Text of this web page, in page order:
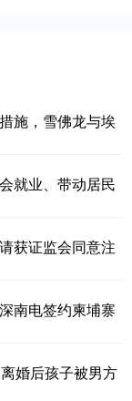
施，雪佛龙与埃
就业、带动居民
获证监会同意注
南电签约柬埔寨
婚后孩子被男方